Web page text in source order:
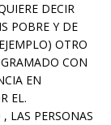
DECIR
POBRE Y DE
OTRO
CON
EN
EL.
LAS PERSONAS